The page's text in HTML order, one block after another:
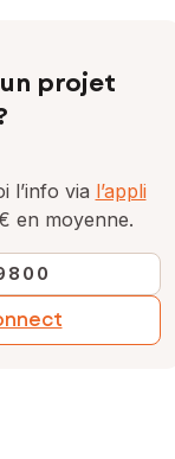
projet
l’info via l’appli
en moyenne.